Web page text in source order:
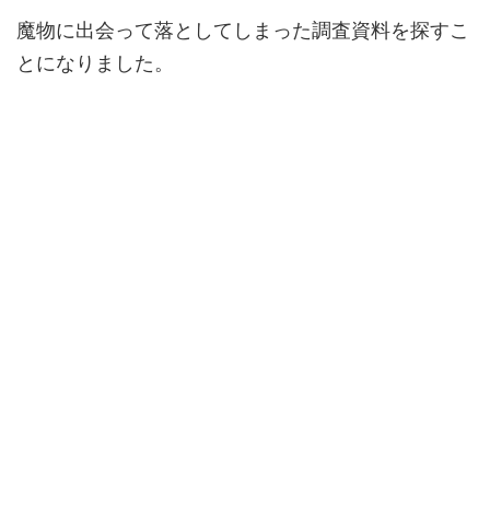
魔物に出会って落としてしまった調査資料を探すこ
とになりました。